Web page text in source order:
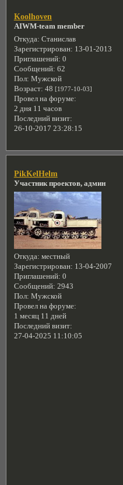
Koolhoven
AIWM-team member
Откуда: Станислав
Зарегистрирован: 13-01-2013
Приглашений: 0
Сообщений: 62
Пол: Мужской
Возраст: 48 [1977-10-03]
Провел на форуме:
2 дня 11 часов
Последний визит:
26-10-2017 23:28:15
PikKelHelm
Участник проектов, админ
Откуда: местный
Зарегистрирован: 13-04-2007
Приглашений: 0
Сообщений: 2943
Пол: Мужской
Провел на форуме:
1 месяц 11 дней
Последний визит:
27-04-2025 11:10:05